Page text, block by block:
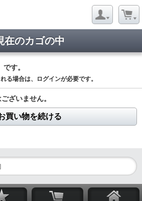
在のカゴの中
です。
る場合は、ログインが必要です。
ざいません。
買い物を続ける